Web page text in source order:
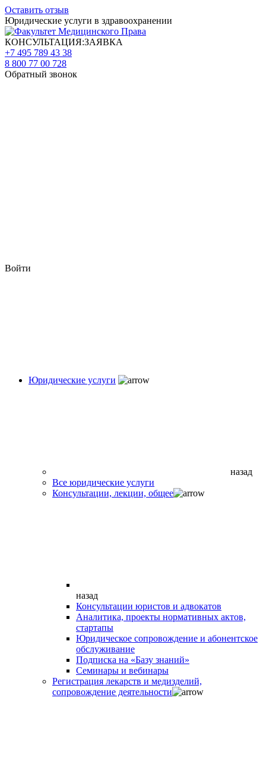
Оставить отзыв
Юридические услуги в здравоохранении
КОНСУЛЬТАЦИЯ:ЗАЯВКА
+7 495 789 43 38
8 800 77 00 728
Обратный звонок
Войти
Юридические услуги
назад
Все юридические услуги
Консультации, лекции, общее
назад
Консультации юристов и адвокатов
Аналитика, проекты нормативных актов,
стартапы
Юридическое сопровождение и абонентское
обслуживание
Подписка на «Базу знаний»
Семинары и вебинары
Регистрация лекарств и медизделий,
сопровождение деятельности